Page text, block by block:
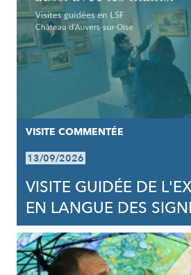
VISITE COMMENTÉE
13/09/2026
VISITE GUIDÉE DE
EN LANGUE DES